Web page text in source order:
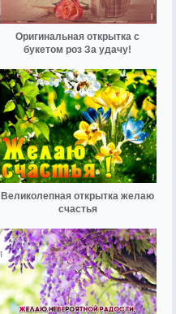
Оригинальная открытка с
букетом роз За удачу!
Великолепная открытка желаю
счастья